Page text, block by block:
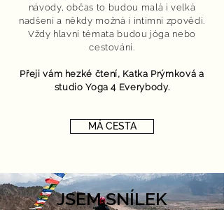
návody, občas to budou malá i velká
nadšení a někdy možná i intimní zpovědi.
Vždy hlavní témata budou jóga nebo
cestování.
Přeji vám hezké čtení, Katka Prýmková a
studio Yoga 4 Everybody.
MÁ CESTA
JSEM SNÍLEK